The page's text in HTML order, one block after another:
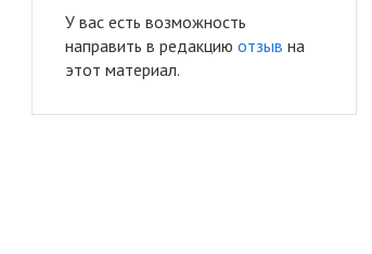
У вас есть возможность
направить в редакцию отзыв на
этот материал.